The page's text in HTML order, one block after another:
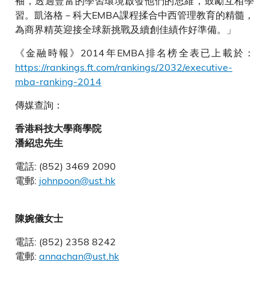
習。凱洛格－科大EMBA課程揉合中西管理教育的精髓，
為商界精英迎接全球新挑戰及續創佳績作好準備。」
《金融時報》2014年EMBA排名榜全表已上載於：
https://rankings.ft.com/rankings/2032/executive-
mba-ranking-2014
傳媒查詢：
香港科技大學商學院
潘紹忠先生
電話: (852) 3469 2090
電郵: johnpoon@ust.hk
陳婉儀女士
電話: (852) 2358 8242
電郵: annachan@ust.hk